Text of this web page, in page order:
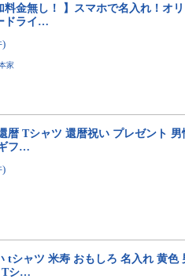
料金無し！ 】スマホで名入れ！オ
ドライ…
)
家
暦 Tシャツ 還暦祝い プレゼント
フ…
)
tシャツ 米寿 おもしろ 名入れ 黄色
Tシ…